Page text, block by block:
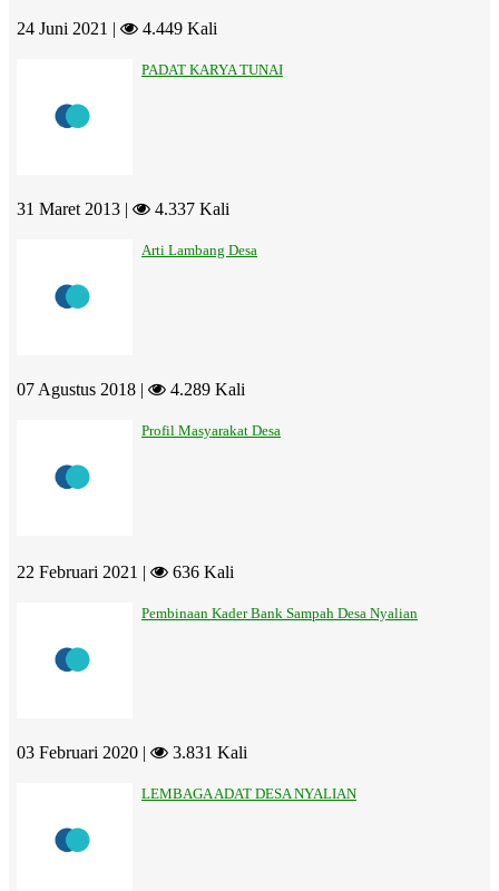
24 Juni 2021 | 4.449 Kali
PADAT KARYA TUNAI
31 Maret 2013 | 4.337 Kali
Arti Lambang Desa
07 Agustus 2018 | 4.289 Kali
Profil Masyarakat Desa
22 Februari 2021 | 636 Kali
Pembinaan Kader Bank Sampah Desa Nyalian
03 Februari 2020 | 3.831 Kali
LEMBAGA ADAT DESA NYALIAN